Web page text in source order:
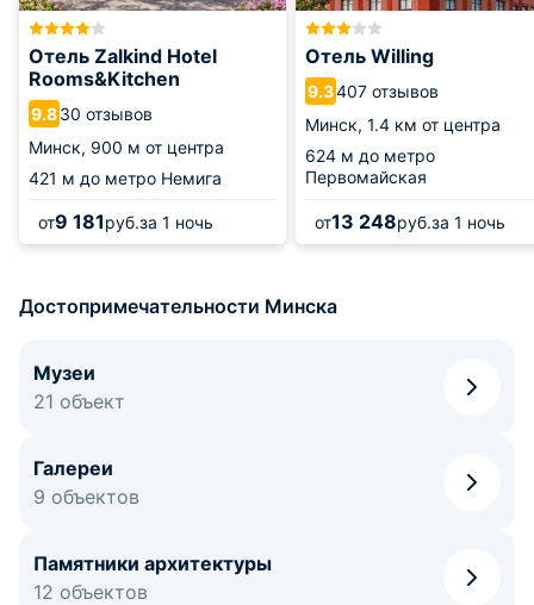
Отель Zalkind Hotel
Rooms&Kitchen
9.830 отзывов
Минск, 900 м от центра
421 м до метро Немига
от9 181руб.за 1 ночь
Отель Willing
9.3407 отзывов
Минск, 1.4 км от центра
624 м до метро
Первомайская
от13 248руб.за 1 ночь
Достопримечательности Минска
Музеи
21 объект
Галереи
9 объектов
Памятники архитектуры
12 объектов